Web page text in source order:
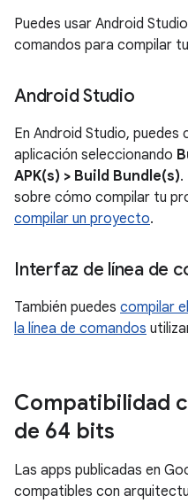
Puedes usar Android
comandos para compilar
Android Studio
En Android Studio,
aplicación seleccionando
APK(s) > Build Bundle(s).
sobre cómo compilar tu
compilar un proyecto.
Interfaz de línea de
También puedes compilar
la línea de comandos
Compatibilidad
de 64 bits
Las apps publicadas en
compatibles con